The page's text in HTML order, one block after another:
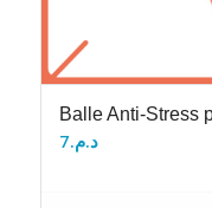
Balle Anti-Stress
د.م.7